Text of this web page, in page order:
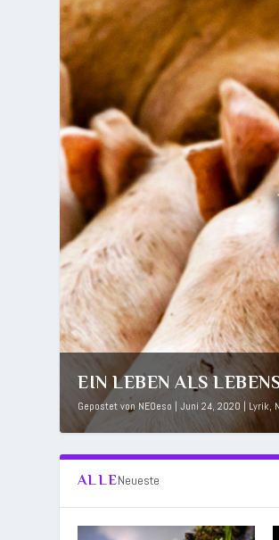
EIN LEBEN ALS
Gepostet von NEOeso |Juni 24, 2020 | Lyrik,
ALLENeueste